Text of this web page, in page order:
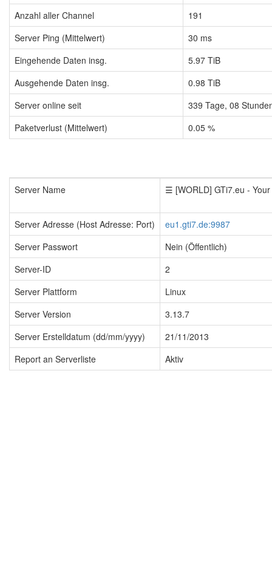
Anzahl aller Channel
191
Server Ping (Mittelwert)
30 ms
Eingehende Daten insg.
5.97 TiB
Ausgehende Daten insg.
0.98 TiB
Server online seit
339 Tage, 08
Paketverlust (Mittelwert)
0.05 %
Server Name ☰ [WORLD] GTi7.eu -
Server Adresse (Host Adresse: Port)
eu1.gti7.de:9987
Server Passwort
Nein (Öffentlich)
Server-ID
2
Server Plattform
Linux
Server Version
3.13.7
Server Erstelldatum (dd/mm/yyyy)
21/11/2013
Report an Serverliste
Aktiv